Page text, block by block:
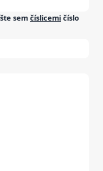
sem číslicemi číslo